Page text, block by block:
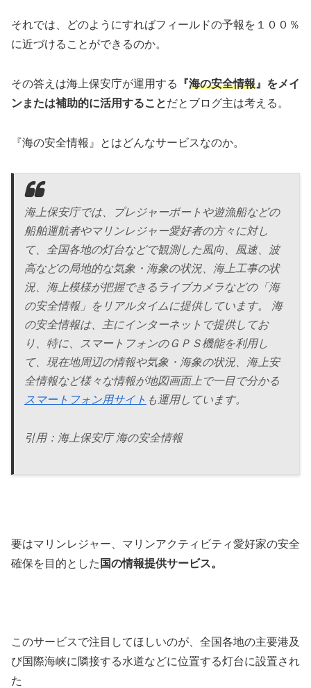
それでは、どのようにすればフィールドの予報を１００％
に近づけることができるのか。
その答えは海上保安庁が運用する 『海の安全情報 』をメイ
ンまたは補助的に活用することだとブログ主は考える。
『海の安全情報』とはどんなサービスなのか。
海上保安庁では、プレジャーボートや遊漁船などの
船舶運航者やマリンレジャー愛好者の方々に対し
て、全国各地の灯台などで観測した風向、風速、波
高などの局地的な気象・海象の状況、海上工事の状
況、海上模様が把握できるライブカメラなどの「海
の安全情報」をリアルタイムに提供しています。 海
の安全情報は、主にインターネットで提供してお
り、特に、スマートフォンのＧＰＳ機能を利用し
て、現在地周辺の情報や気象・海象の状況、海上安
全情報など様々な情報が地図画面上で一目で分かる
スマートフォン用サイト も運用しています。
引用：海上保安庁 海の安全情報
要はマリンレジャー、マリンアクティビティ愛好家の安全
確保を目的とした 国の情報提供サービス。
このサービスで注目してほしいのが、全国各地の主要港及
び国際海峡に隣接する水道などに位置する灯台に設置され
た